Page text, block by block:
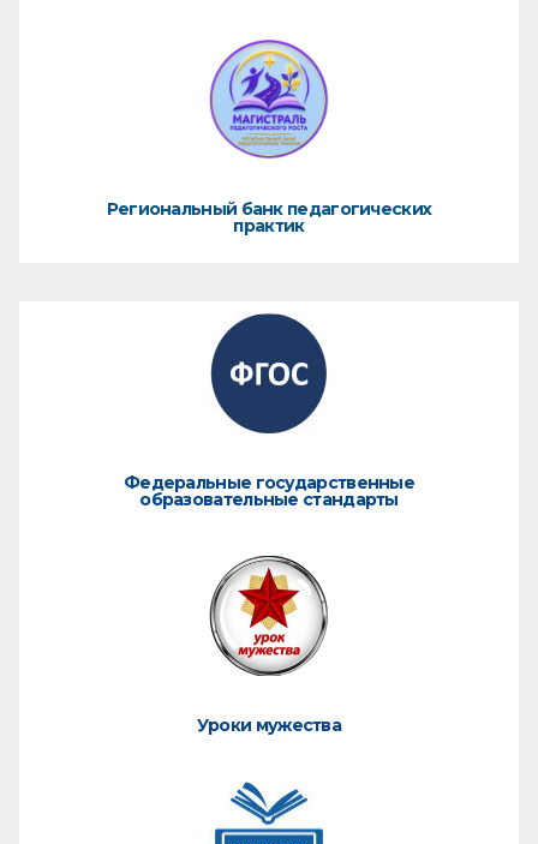
Региональный банк педагогических
практик
Федеральные государственные
образовательные стандарты
Уроки мужества